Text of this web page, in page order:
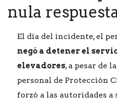
nula
El día del incidente, el
negó a detener el
elevadores, a pesar de
personal de Protección
forzó a las autoridades